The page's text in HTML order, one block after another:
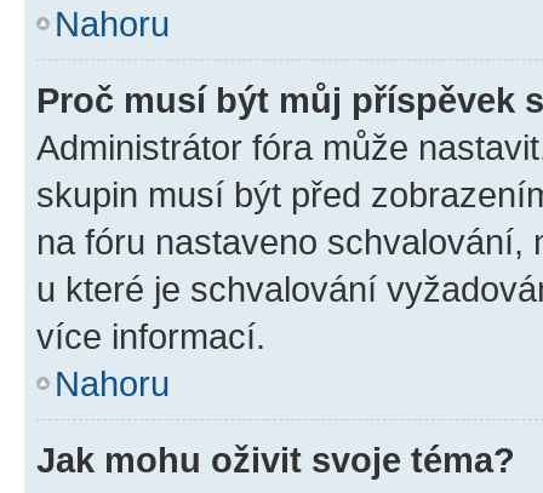
Nahoru
Proč musí být můj příspěvek
Administrátor fóra může
skupin musí být před
na fóru nastaveno schvalování,
u které je schvalování
více informací.
Nahoru
Jak mohu oživit svoje téma?